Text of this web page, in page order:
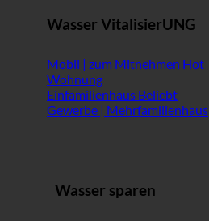
Wasser VitalisierUNG
Mobil | zum Mitnehmen
Wohnung
Einfamilienhaus
Gewerbe | Mehrfamilienhaus
Wasser sparen